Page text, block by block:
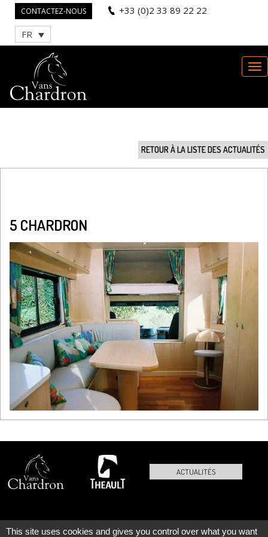
CONTACTEZ-NOUS +33 (0)2 33 89 22 22
FR
RETOUR À LA LISTE DES ACTUALITÉS
5 CHARDRON
ACTUALITÉS
This site uses cookies and gives you control over what you want